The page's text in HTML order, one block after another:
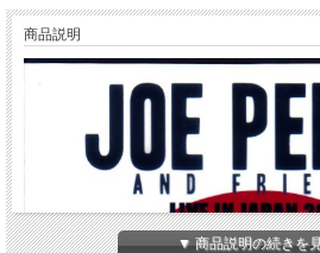
商品説明
▼ 商品説明の続きを